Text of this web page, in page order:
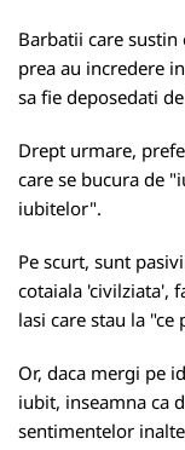
Barbatii care
prea au incredere
sa fie deposedati
Drept urmare,
care se bucura de
iubitelor".
Pe scurt, sunt
cotaiala 'civilziata',
lasi care stau la
Or, daca mergi pe
iubit, inseamna ca
sentimentelor